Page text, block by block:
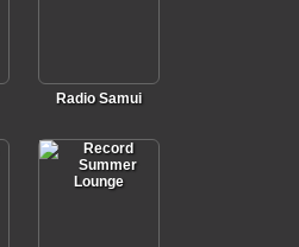
Radio Samui